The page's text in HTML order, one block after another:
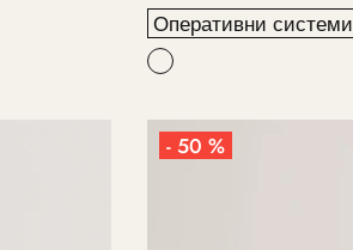
Оперативни системи
- 50 %